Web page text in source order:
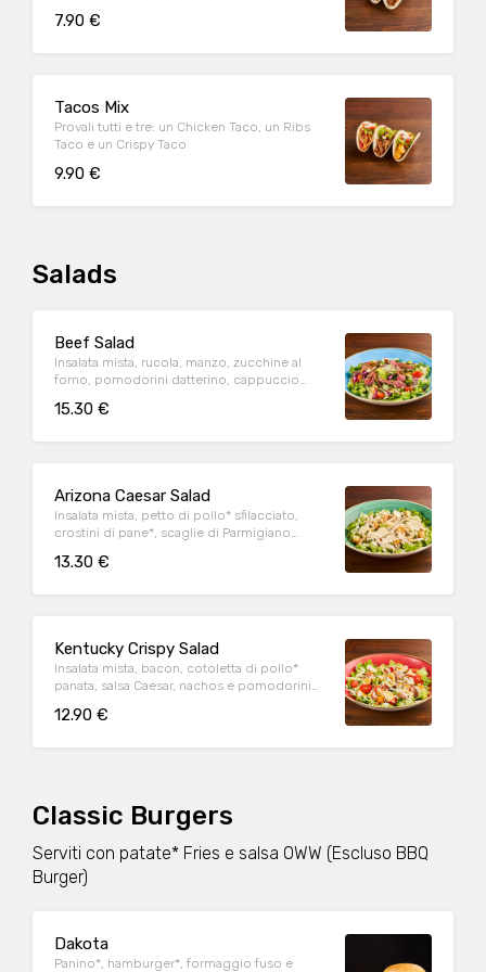
guarnito con salsa Guacamole
7.90 €
Tacos Mix
Provali tutti e tre: un Chicken Taco, un Ribs
Taco e un Crispy Taco
9.90 €
Salads
Beef Salad
Insalata mista, rucola, manzo, zucchine al
forno, pomodorini datterino, cappuccio
15.30 €
Arizona Caesar Salad
Insalata mista, petto di pollo* sfilacciato,
crostini di pane*, scaglie di Parmigiano
13.30 €
Kentucky Crispy Salad
Insalata mista, bacon, cotoletta di pollo*
panata, salsa Caesar, nachos e pomodorini
12.90 €
Classic Burgers
Serviti con patate* Fries e salsa OWW (Escluso BBQ
Burger)
Dakota
Panino*, hamburger*, formaggio fuso e